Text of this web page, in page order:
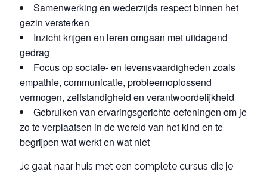
Samenwerking en wederzijds respect binnen het
gezin versterken
Inzicht krijgen en leren omgaan met uitdagend
gedrag
Focus op sociale- en levensvaardigheden zoals
empathie, communicatie, probleemoplossend
vermogen, zelfstandigheid en verantwoordelijkheid
Gebruiken van ervaringsgerichte oefeningen om je
zo te verplaatsen in de wereld van het kind en te
begrijpen wat werkt en wat niet
Je gaat naar huis met een complete cursus die je